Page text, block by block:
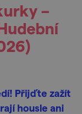
–
Přijďte zažít
housle ani